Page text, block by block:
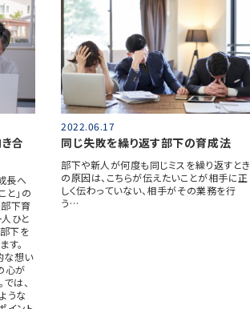
合
長へ
と」の
下育
ひと
下を
す。
な想い
心が
は、
うな
2022.06.17
同じ失敗を繰り返す部下の育成法
部下や新人が何度も同じミスを繰り返すとき
の原因は、こちらが伝えたいことが相手に正
しく伝わっていない、相手がその業務を行
う…